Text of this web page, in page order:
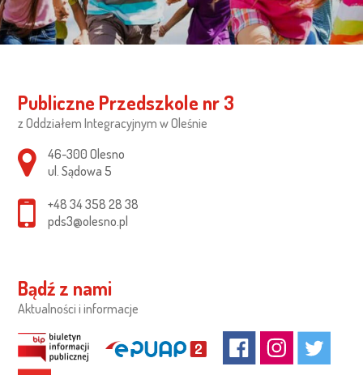
Publiczne Przedszkole nr 3
z Oddziałem Integracyjnym w Oleśnie
Adres pocztowy:
46-300 Olesno
ul. Sądowa 5
+48 34 358 28 38
pds3@olesno.pl
Bądź z nami
Aktualności i informacje